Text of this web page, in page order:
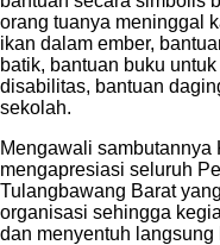
orang tuanya meninggal
ikan dalam ember,
batik, bantuan buku
disabilitas, bantuan
sekolah.
Mengawali sambutannya
mengapresiasi seluruh
Tulangbawang Barat
organisasi sehingga
dan menyentuh langsung